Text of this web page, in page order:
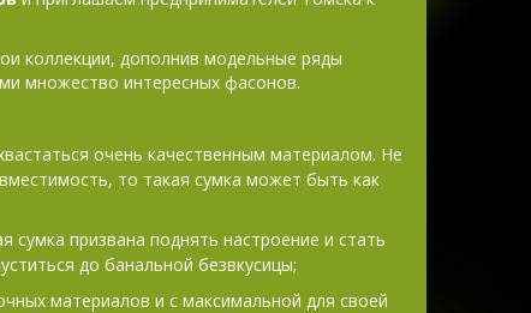
коллекции, дополнив модельные ряды
множество интересных фасонов.
очень качественным материалом. Не
то такая сумка может быть как
призвана поднять настроение и стать
до банальной безвкусицы;
материалов и с максимальной для своей